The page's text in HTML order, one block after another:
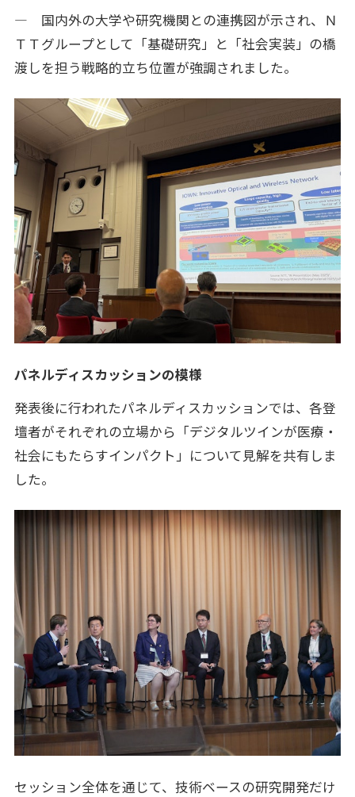
― 国内外の大学や研究機関との連携図が示され、Ｎ
ＴＴグループとして「基礎研究」と「社会実装」の橋
渡しを担う戦略的立ち位置が強調されました。
パネルディスカッションの模様
発表後に行われたパネルディスカッションでは、各登
壇者がそれぞれの立場から「デジタルツインが医療・
社会にもたらすインパクト」について見解を共有しま
した。
セッション全体を通じて、技術ベースの研究開発だけ